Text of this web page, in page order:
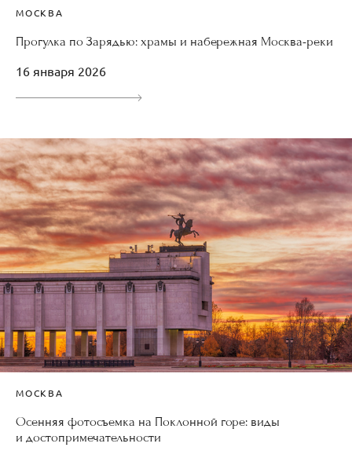
МОСКВА
Прогулка по Зарядью: храмы и набережная Москва-реки
16 января 2026
МОСКВА
Осенняя фотосъемка на Поклонной горе: виды
и достопримечательности